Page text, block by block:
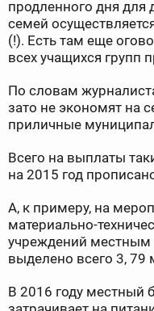
продленного дня для
семей
(!). Есть там еще
всех учащихся групп
По словам
зато не экономят на
приличные
Всего на выплаты
на 2015 год
А, к примеру, на
материально-
учреждений
выделено всего 3, 79
В 2016 году местный